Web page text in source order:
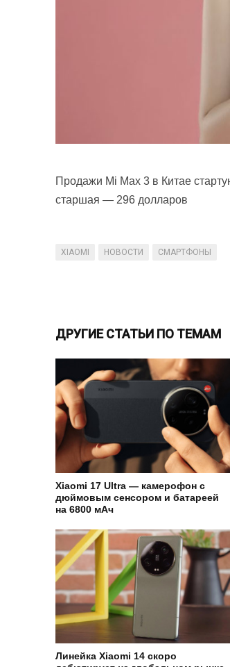
Продажи Mi Max 3 в Китае
старшая — 296 долларов
XIAOMI НОВОСТИ СМАРТФОНЫ
ДРУГИЕ СТАТЬИ ПО ТЕМАМ
Xiaomi 17 Ultra — камерофон с
дюймовым сенсором и батареей
на 6800 мАч
Линейка Xiaomi 14 скоро